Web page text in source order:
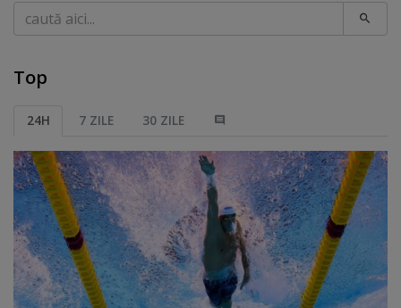
Caută
Top
24H 7 ZILE 30 ZILE